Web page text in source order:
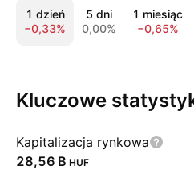
1 dzień
−0,33%
5 dni
0,00%
1 miesiąc
−0,65%
Kluczowe
Kapitalizacja rynkowa
‪28,56 B‬ HUF